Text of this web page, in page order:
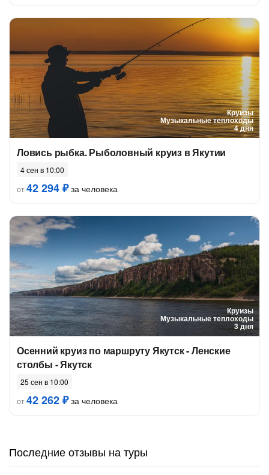
Круизы
Музыкальные теплоходы
4 дня
Ловись рыбка. Рыболовный круиз в Якутии
4 сен в 10:00
от42 294 ₽за человека
Круизы
Музыкальные теплоходы
3 дня
Осенний круиз по маршруту Якутск - Ленские
столбы - Якутск
25 сен в 10:00
от42 262 ₽за человека
Последние отзывы на туры